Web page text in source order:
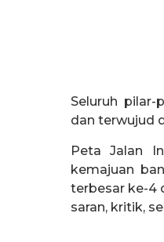
Seluruh
dan terwujud
Peta Jalan
kemajuan
terbesar ke-4
saran, kritik,